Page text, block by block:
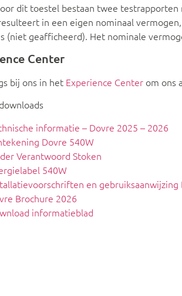
dit toestel bestaan twee
in een eigen nominaal
(niet geafficheerd). Het nominale
Center
bij ons in het Experience Center om ons
informatie – Dovre 2025 – 2026
Dovre 540W
Verantwoord Stoken
540W
en gebruiksaanwijzing
Brochure 2026
informatieblad